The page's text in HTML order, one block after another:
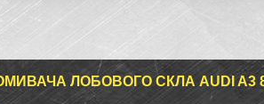
ЛОБОВОГО СКЛА AUDI A3